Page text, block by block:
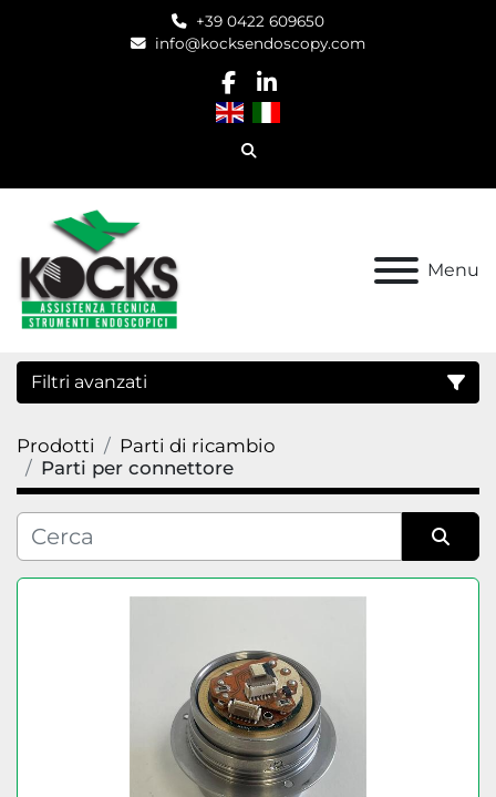
+39 0422 609650
info@kocksendoscopy.com
facebook
linkedin
Cerca
Menu
Filtri avanzati
Categoria
Condizione
Prodotti
Parti di ricambio
Parti per connettore
Ordina per